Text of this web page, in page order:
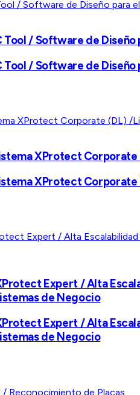
Tool / Software de
Tool / Software de
XProtect
XProtect
Expert / Alta
de Negocio
Expert / Alta
de Negocio